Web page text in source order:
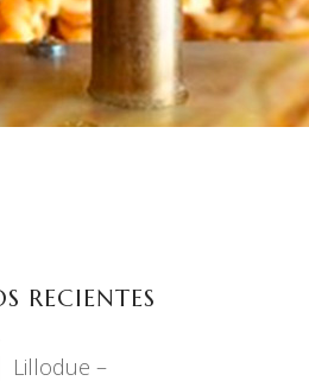
RECIENTES
Lillodue –